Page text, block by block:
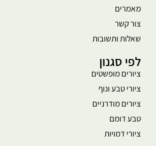
מאמרים
צור קשר
שאלות ותשובות
לפי סגנון
ציורים מופשטים
ציורי טבע ונוף
ציורים מודרניים
טבע דומם
ציורי דמויות